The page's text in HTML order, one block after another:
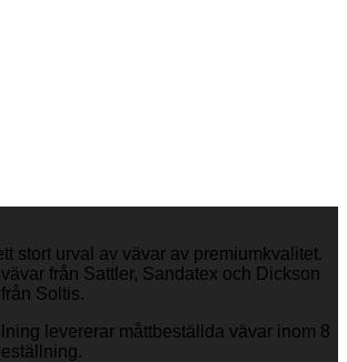
stort urval av vävar av premiumkvalitet.
från Sattler, Sandatex och Dickson
Soltis.
levererar måttbeställda vävar inom 8